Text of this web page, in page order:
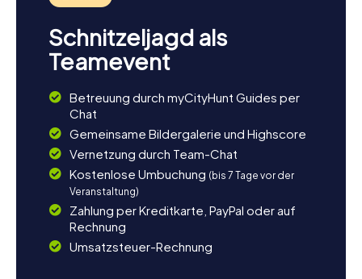
Schnitzeljagd als
Teamevent
Betreuung durch myCityHunt Guides per
Chat
Gemeinsame Bildergalerie und Highscore
Vernetzung durch Team-Chat
Kostenlose Umbuchung (bis 7 Tage vor der
Veranstaltung)
Zahlung per Kreditkarte, PayPal oder auf
Rechnung
Umsatzsteuer-Rechnung